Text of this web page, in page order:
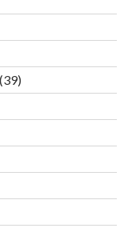
3939
Produkte